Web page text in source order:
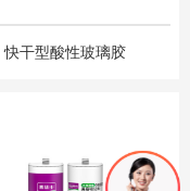
快⼲型酸性玻璃胶